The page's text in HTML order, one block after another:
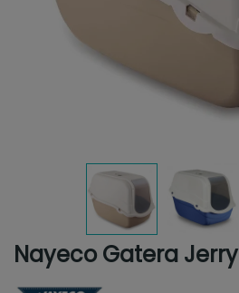
Nayeco Gatera Jerry